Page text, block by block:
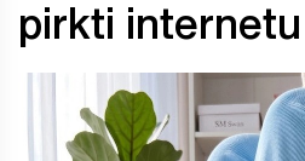
pirkti internetu